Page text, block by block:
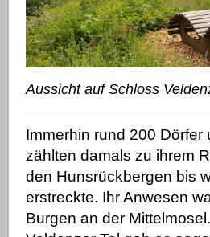
Aussicht auf Schloss
Immerhin rund 200 Dörfer
zählten damals zu ihrem
den Hunsrückbergen bis
erstreckte. Ihr Anwesen
Burgen an der